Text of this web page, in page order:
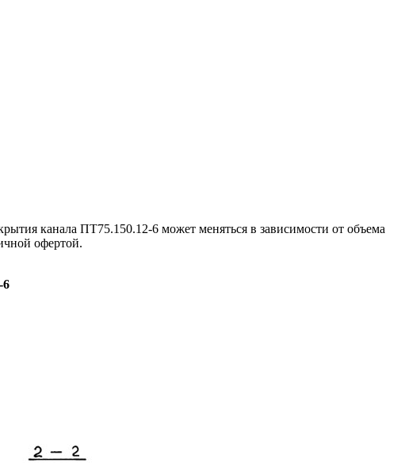
канала ПТ75.150.12-6 может меняться в зависимости от объема
офертой.
6